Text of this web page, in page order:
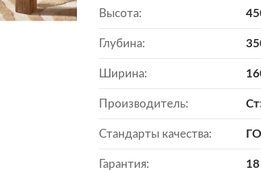
Высота:
Глубина:
Ширина:
Производитель:
Стандарты качества:
Гарантия: